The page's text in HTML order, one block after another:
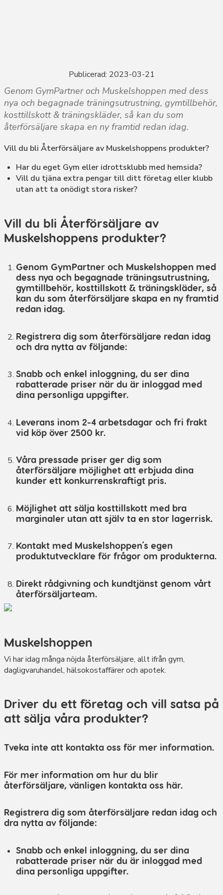
Publicerad: 2023-03-21
Genom GymPartner och Muskelshoppen med dess
nya och begagnade träningsutrustning, gymtillbehör,
kosttillskott & träningskläder, så kan du som
återförsäljare skapa en ny framtid redan idag.
Vill du bli Återförsäljare av Muskelshoppens produkter?
Har du eget Gym eller idrottsklubb med hemsida?
Vill du tjäna extra pengar till ditt företag eller klubb
utan att ta onödigt stora risker?
Vill du bli Återförsäljare av
Muskelshoppens produkter?
Genom GymPartner och Muskelshoppen med
dess nya och begagnade träningsutrustning,
gymtillbehör, kosttillskott & träningskläder, så
kan du som återförsäljare skapa en ny framtid
redan idag.
Registrera dig som återförsäljare redan idag
och dra nytta av följande:
Snabb och enkel inloggning, du ser dina
rabatterade priser när du är inloggad med
dina personliga uppgifter.
Leverans inom 2-4 arbetsdagar och fri frakt
vid köp över 2500 kr.
Våra pressade priser ger dig som
återförsäljare möjlighet att erbjuda dina
kunder ett konkurrenskraftigt pris.
Möjlighet att sälja kosttillskott med bra
marginaler utan att själv ta en stor lagerrisk.
Kontakt med Muskelshoppen´s egen
produktutvecklare för frågor om produkterna.
Direkt rådgivning och kundtjänst genom vårt
återförsäljarteam.
Muskelshoppen
Vi har idag många nöjda återförsäljare, allt ifrån gym,
dagligvaruhandel, hälsokostaffärer och apotek.
Driver du ett företag och vill satsa på
att sälja våra produkter?
Tveka inte att kontakta oss för mer information.
För mer information om hur du blir
återförsäljare, vänligen kontakta oss här.
Registrera dig som återförsäljare redan idag och
dra nytta av följande:
Snabb och enkel inloggning, du ser dina
rabatterade priser när du är inloggad med
dina personliga uppgifter.